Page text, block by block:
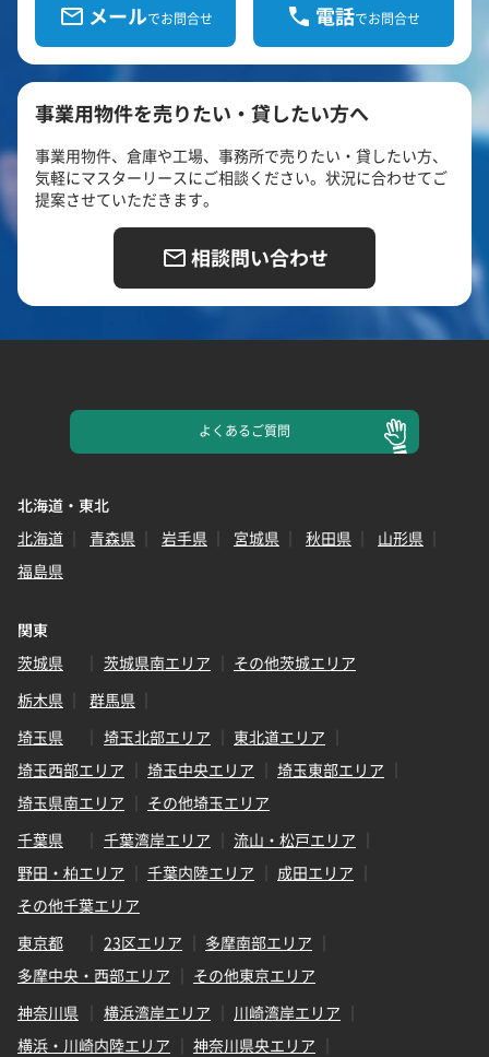
メールでお問合せ 電話でお問合せ
事業用物件を売りたい・貸したい方へ
事業用物件、倉庫や工場、事務所で売りたい・貸したい方、
気軽にマスターリースにご相談ください。状況に合わせてご
提案させていただきます。
相談問い合わせ
よくあるご質問
北海道・東北
北海道
青森県 岩手県 宮城県 秋田県
山形県
福島県
関東
茨城県
茨城県南エリア
その他茨城エリア
栃木県
群馬県
埼玉県
埼玉北部エリア
東北道エリア
埼玉西部エリア
埼玉中央エリア
埼玉東部エリア
埼玉県南エリア
その他埼玉エリア
千葉県
千葉湾岸エリア
流山・松戸エリア
野田・柏エリア
千葉内陸エリア
成田エリア
その他千葉エリア
東京都
23区エリア
多摩南部エリア
多摩中央・西部エリア
その他東京エリア
神奈川県
横浜湾岸エリア
川崎湾岸エリア
横浜・川崎内陸エリア
神奈川県央エリア